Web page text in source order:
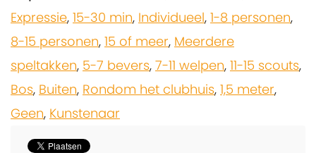
Expressie, 15-30 min, Individueel, 1-8 personen,
8-15 personen, 15 of meer, Meerdere
speltakken, 5-7 bevers, 7-11 welpen, 11-15 scouts,
Bos, Buiten, Rondom het clubhuis, 1,5 meter,
Geen, Kunstenaar